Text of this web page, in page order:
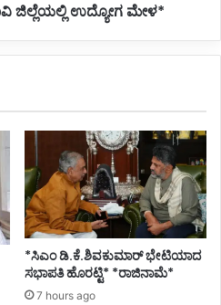
ಜಿಲ್ಲೆಯಲ್ಲಿ ಉದ್ಯೋಗ ಮೇಳ*
*ಸಿಎಂ ಡಿ.ಕೆ.ಶಿವಕುಮಾರ್ ಭೇಟಿಯಾದ
ಸಭಾಪತಿ ಹೊರಟ್ಟಿ* *ರಾಜಿನಾಮೆ*
7 hours ago